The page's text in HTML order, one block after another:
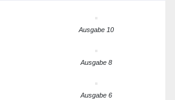
Ausgabe 10
Ausgabe 8
Ausgabe 6